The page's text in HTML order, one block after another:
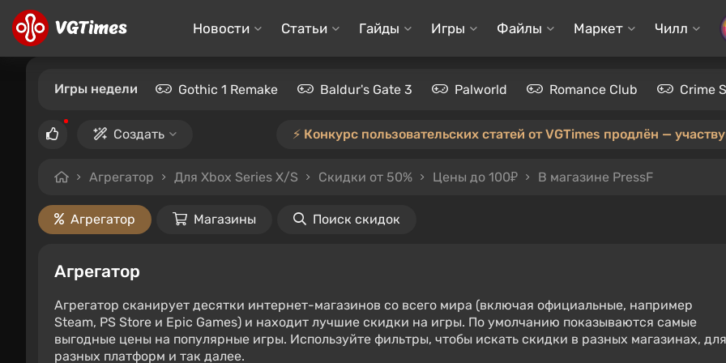
Новости Статьи Гайды Игры Файлы Маркет Чилл
Игры недели Gothic 1 Remake Baldur's Gate 3 Palworld Romance Club Crime
Создать ⚡️ Конкурс пользовательских статей от VGTimes продлён —
Агрегатор Для Xbox Series X/S Скидки от 50% Цены до 100₽ В магазине PressF
Агрегатор Магазины Поиск скидок
Агрегатор
Агрегатор сканирует десятки интернет-магазинов со всего мира (включая официальные, например
Steam, PS Store и Epic Games) и находит лучшие скидки на игры. По умолчанию показываются самые
выгодные цены на популярные игры. Используйте фильтры, чтобы искать скидки в разных магазинах, для
разных платформ и так далее.